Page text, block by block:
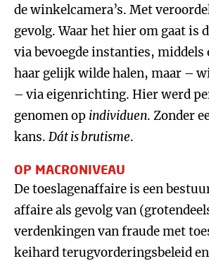
de winkelcamera’s. Met
gevolg. Waar het hier om gaat is
via bevoegde instanties, middels
haar gelijk wilde halen, maar –
– via eigenrichting. Hier werd
genomen op individuen. Zonder
kans. Dát is brutisme.
OP MACRONIVEAU
De toeslagenaffaire is een
affaire als gevolg van
verdenkingen van fraude met
keihard terugvorderingsbeleid